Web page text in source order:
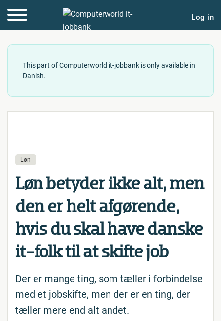
Log in
This part of Computerworld it-jobbank is only available in
Danish.
Løn
Løn betyder ikke alt, men
den er helt afgørende,
hvis du skal have danske
it-folk til at skifte job
Der er mange ting, som tæller i forbindelse
med et jobskifte, men der er en ting, der
tæller mere end alt andet.